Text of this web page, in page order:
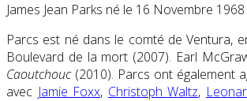
James Jean Parks né le 16 Novembre
Parcs est né dans le comté de Ventura,
Boulevard de la mort (2007). Earl
Caoutchouc(2010). Parcs ont également
avec Jamie Foxx, Christoph Waltz,